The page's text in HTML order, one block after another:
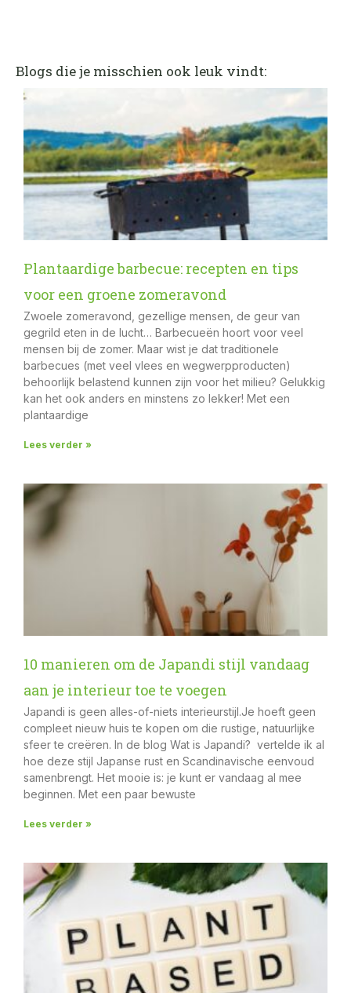
Blogs die je misschien ook leuk vindt:
Plantaardige barbecue: recepten en tips
voor een groene zomeravond
Zwoele zomeravond, gezellige mensen, de geur van
gegrild eten in de lucht… Barbecueën hoort voor veel
mensen bij de zomer. Maar wist je dat traditionele
barbecues (met veel vlees en wegwerpproducten)
behoorlijk belastend kunnen zijn voor het milieu? Gelukkig
kan het ook anders en minstens zo lekker! Met een
plantaardige
Lees verder »
10 manieren om de Japandi stijl vandaag
aan je interieur toe te voegen
Japandi is geen alles-of-niets interieurstijl.Je hoeft geen
compleet nieuw huis te kopen om die rustige, natuurlijke
sfeer te creëren. In de blog Wat is Japandi? vertelde ik al
hoe deze stijl Japanse rust en Scandinavische eenvoud
samenbrengt. Het mooie is: je kunt er vandaag al mee
beginnen. Met een paar bewuste
Lees verder »